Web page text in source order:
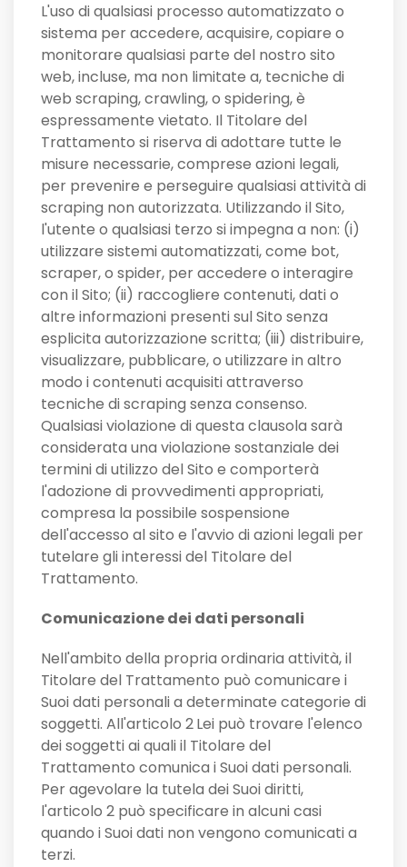
L'uso di qualsiasi processo automatizzato o
sistema per accedere, acquisire, copiare o
monitorare qualsiasi parte del nostro sito
web, incluse, ma non limitate a, tecniche di
web scraping, crawling, o spidering, è
espressamente vietato. Il Titolare del
Trattamento si riserva di adottare tutte le
misure necessarie, comprese azioni legali,
per prevenire e perseguire qualsiasi attività di
scraping non autorizzata. Utilizzando il Sito,
l'utente o qualsiasi terzo si impegna a non: (i)
utilizzare sistemi automatizzati, come bot,
scraper, o spider, per accedere o interagire
con il Sito; (ii) raccogliere contenuti, dati o
altre informazioni presenti sul Sito senza
esplicita autorizzazione scritta; (iii) distribuire,
visualizzare, pubblicare, o utilizzare in altro
modo i contenuti acquisiti attraverso
tecniche di scraping senza consenso.
Qualsiasi violazione di questa clausola sarà
considerata una violazione sostanziale dei
termini di utilizzo del Sito e comporterà
l'adozione di provvedimenti appropriati,
compresa la possibile sospensione
dell'accesso al sito e l'avvio di azioni legali per
tutelare gli interessi del Titolare del
Trattamento.
Comunicazione dei dati personali
Nell'ambito della propria ordinaria attività, il
Titolare del Trattamento può comunicare i
Suoi dati personali a determinate categorie di
soggetti. All'articolo 2Lei può trovare l'elenco
dei soggetti ai quali il Titolare del
Trattamento comunica i Suoi dati personali.
Per agevolare la tutela dei Suoi diritti,
l'articolo 2 può specificare in alcuni casi
quando i Suoi dati non vengono comunicati a
terzi.